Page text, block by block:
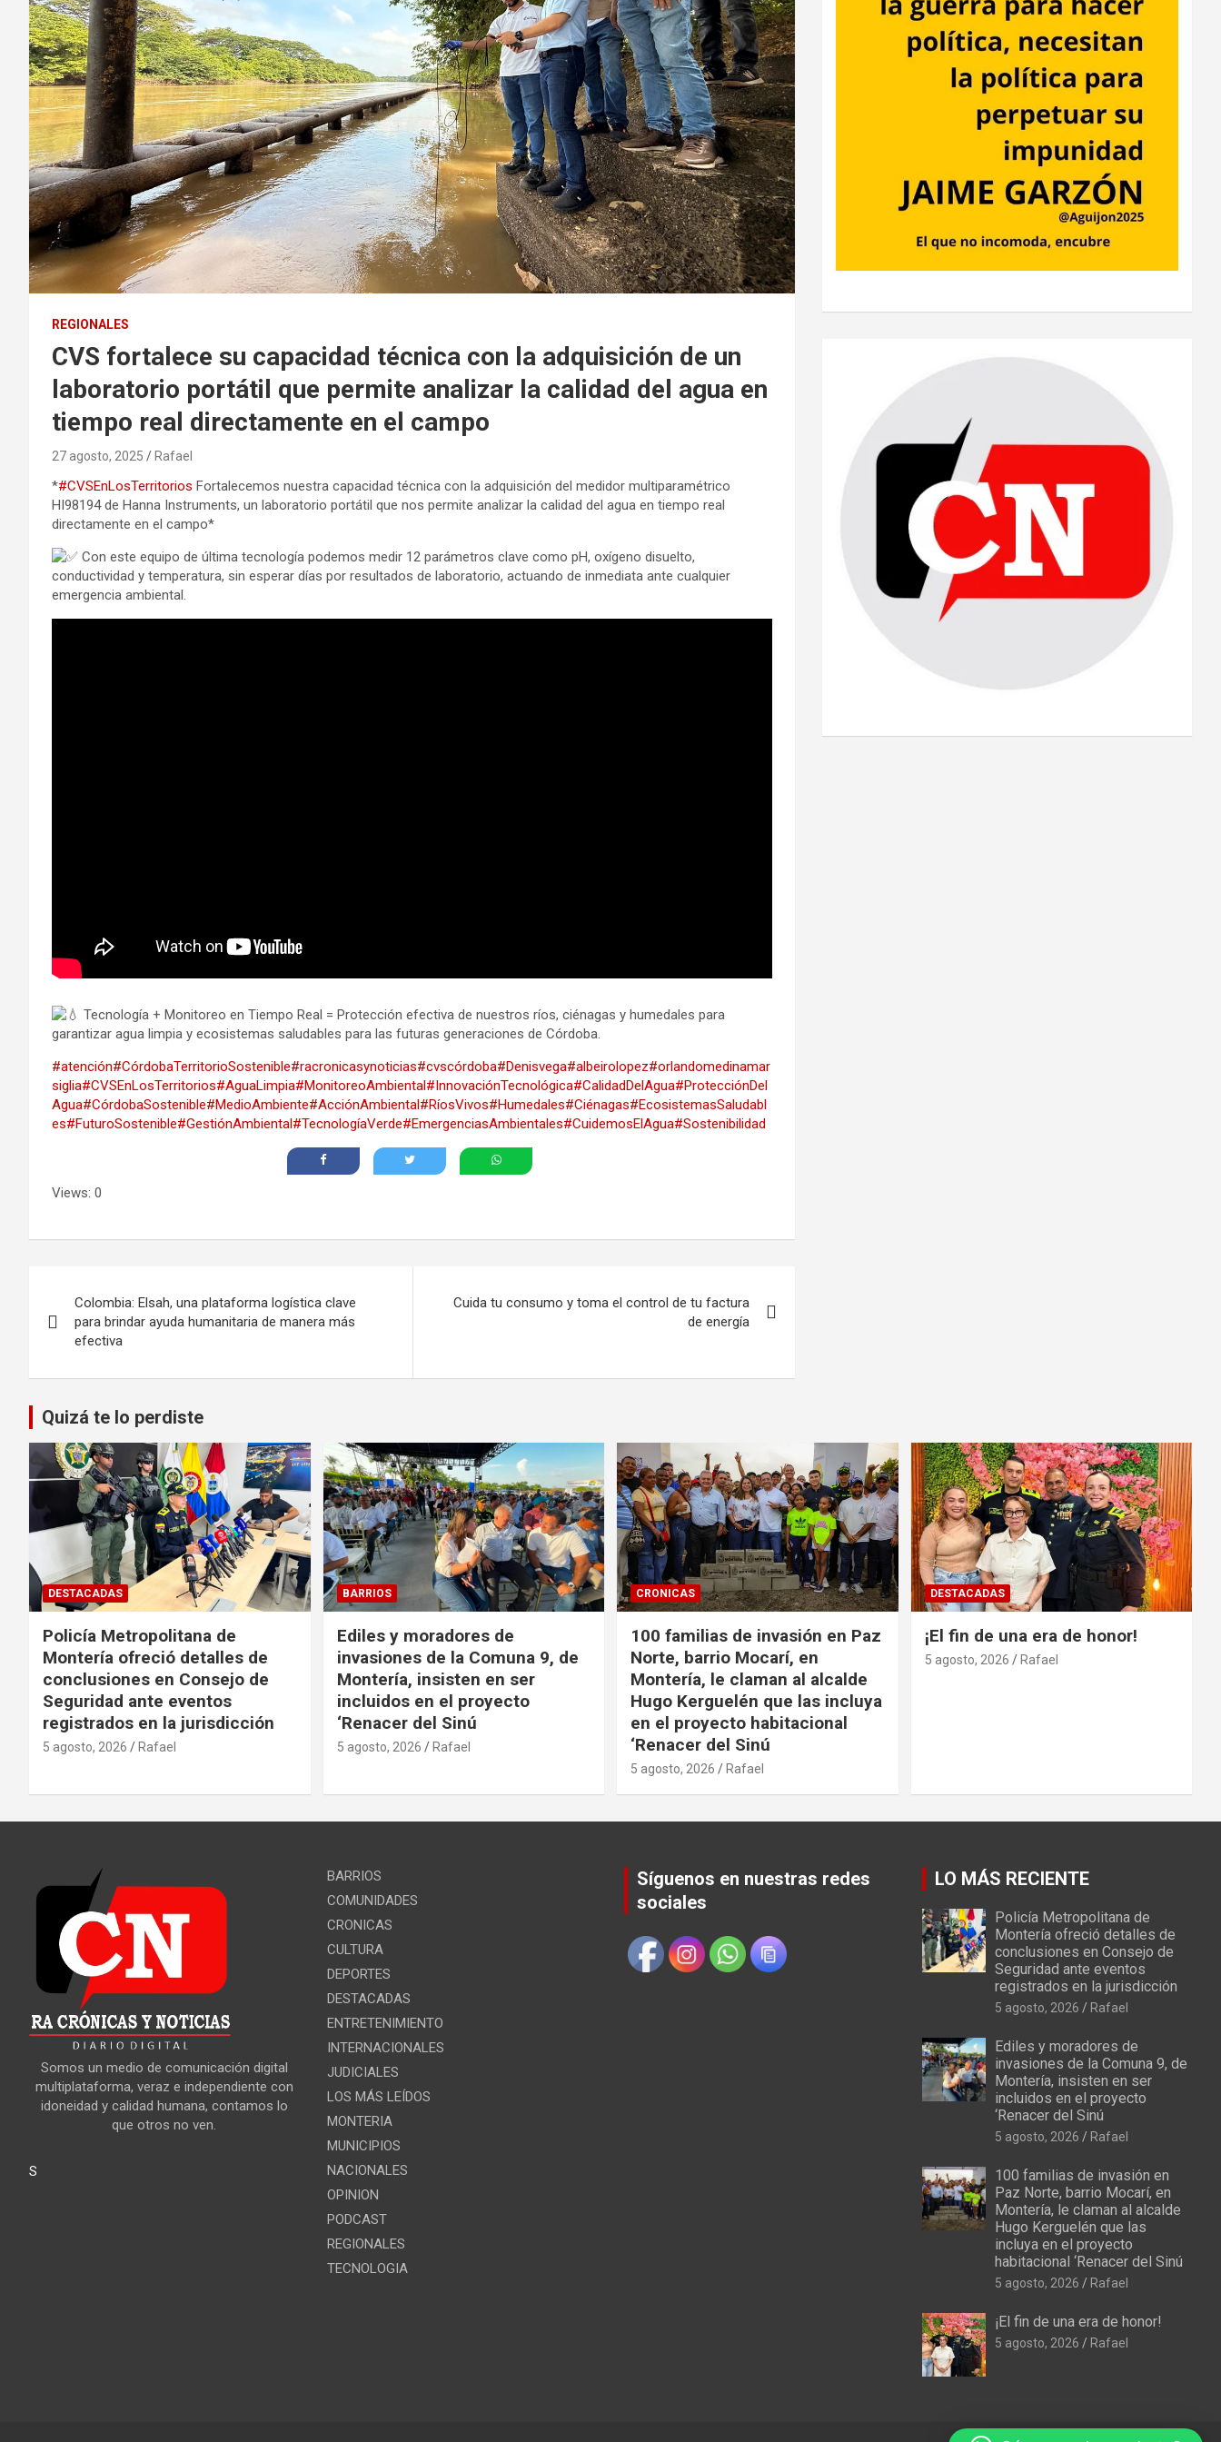
REGIONALES
CVS fortalece su capacidad técnica con la adquisición de un
laboratorio portátil que permite analizar la calidad del agua en
tiempo real directamente en el campo
27 agosto, 2025 Rafael
*#CVSEnLosTerritorios Fortalecemos nuestra capacidad técnica con la adquisición del medidor multiparamétrico
HI98194 de Hanna Instruments, un laboratorio portátil que nos permite analizar la calidad del agua en tiempo real
directamente en el campo*
Con este equipo de última tecnología podemos medir 12 parámetros clave como pH, oxígeno disuelto,
conductividad y temperatura, sin esperar días por resultados de laboratorio, actuando de inmediata ante cualquier
emergencia ambiental.
Tecnología + Monitoreo en Tiempo Real = Protección efectiva de nuestros ríos, ciénagas y humedales para
garantizar agua limpia y ecosistemas saludables para las futuras generaciones de Córdoba.
#atención#CórdobaTerritorioSostenible#racronicasynoticias#cvscórdoba#Denisvega#albeirolopez#orlandomedinamar
siglia#CVSEnLosTerritorios#AguaLimpia#MonitoreoAmbiental#InnovaciónTecnológica#CalidadDelAgua#ProtecciónDel
Agua#CórdobaSostenible#MedioAmbiente#AcciónAmbiental#RíosVivos#Humedales#Ciénagas#EcosistemasSaludabl
es#FuturoSostenible#GestiónAmbiental#TecnologíaVerde#EmergenciasAmbientales#CuidemosElAgua#Sostenibilidad
Views: 0
de
Colombia: Elsah, una plataforma logística clave
para brindar ayuda humanitaria de manera más
efectiva
Cuida tu consumo y toma el control de tu factura
de energía
Quizá te lo perdiste
DESTACADAS
Policía Metropolitana de
Montería ofreció detalles de
conclusiones en Consejo de
Seguridad ante eventos
registrados en la jurisdicción
5 agosto, 2026 Rafael
BARRIOS
Ediles y moradores de
invasiones de la Comuna 9, de
Montería, insisten en ser
incluidos en el proyecto
‘Renacer del Sinú
5 agosto, 2026 Rafael
CRONICAS
100 familias de invasión en Paz
Norte, barrio Mocarí, en
Montería, le claman al alcalde
Hugo Kerguelén que las incluya
en el proyecto habitacional
‘Renacer del Sinú
5 agosto, 2026 Rafael
DESTACADAS
¡El fin de una era de honor!
5 agosto, 2026 Rafael
Somos un medio de comunicación digital
multiplataforma, veraz e independiente con
idoneidad y calidad humana, contamos lo
que otros no ven.
S
BARRIOS
COMUNIDADES
CRONICAS
CULTURA
DEPORTES
DESTACADAS
ENTRETENIMIENTO
INTERNACIONALES
JUDICIALES
LOS MÁS LEÍDOS
MONTERIA
MUNICIPIOS
NACIONALES
OPINION
PODCAST
REGIONALES
TECNOLOGIA
Síguenos en nuestras redes
sociales
LO MÁS RECIENTE
Policía Metropolitana de
Montería ofreció detalles de
conclusiones en Consejo de
Seguridad ante eventos
registrados en la jurisdicción
5 agosto, 2026 Rafael
Ediles y moradores de
invasiones de la Comuna 9, de
Montería, insisten en ser
incluidos en el proyecto
‘Renacer del Sinú
5 agosto, 2026 Rafael
100 familias de invasión en
Paz Norte, barrio Mocarí, en
Montería, le claman al alcalde
Hugo Kerguelén que las
incluya en el proyecto
habitacional ‘Renacer del Sinú
5 agosto, 2026 Rafael
¡El fin de una era de honor!
5 agosto, 2026 Rafael